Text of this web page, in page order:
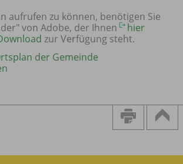
aufrufen zu können, benötigen Sie
von Adobe, der Ihnen
hier
zur Verfügung steht.
der Gemeinde